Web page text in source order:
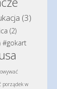
(3)
(2)
#gokart
w